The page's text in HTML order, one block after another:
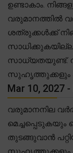
ഉണ്ടാകാം.
വരുമാനത്തിൽ
ശത്രുക്കൾക്ക്
സാധ്യതയുണ്ട്.
സുഹൃത്തുക്കളും
Mar 10, 2027
വരുമാനനില
തുടങ്ങുവാൻ